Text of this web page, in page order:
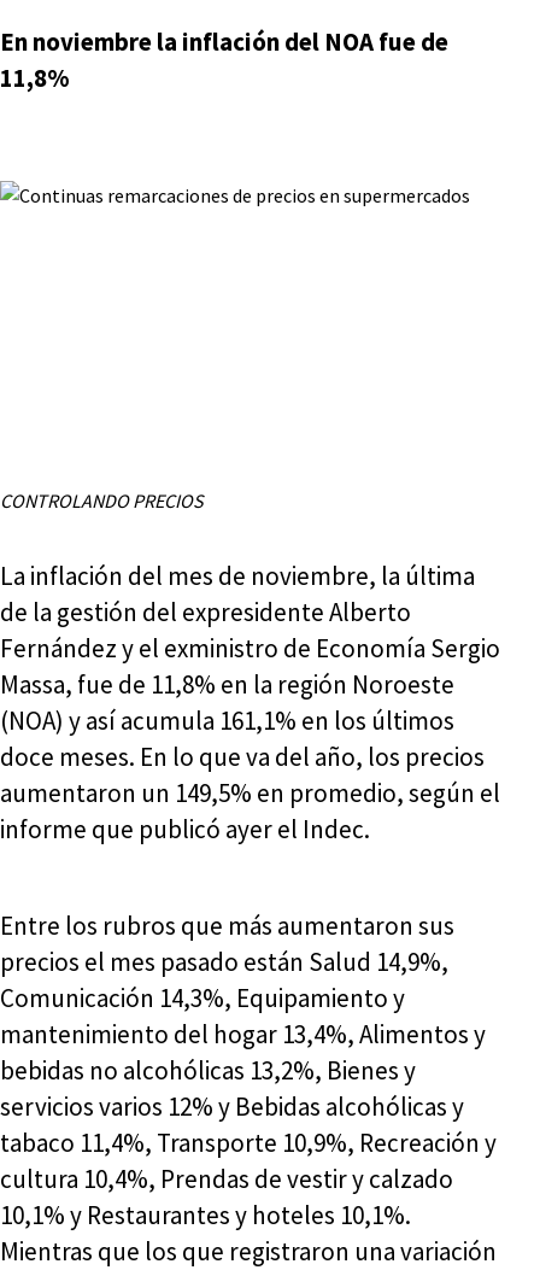
En noviembre la inflación del NOA fue de
11,8%
CONTROLANDO PRECIOS
La inflación del mes de noviembre, la última
de la gestión del expresidente Alberto
Fernández y el exministro de Economía Sergio
Massa, fue de 11,8% en la región Noroeste
(NOA) y así acumula 161,1% en los últimos
doce meses. En lo que va del año, los precios
aumentaron un 149,5% en promedio, según el
informe que publicó ayer el Indec.
Entre los rubros que más aumentaron sus
precios el mes pasado están Salud 14,9%,
Comunicación 14,3%, Equipamiento y
mantenimiento del hogar 13,4%, Alimentos y
bebidas no alcohólicas 13,2%, Bienes y
servicios varios 12% y Bebidas alcohólicas y
tabaco 11,4%, Transporte 10,9%, Recreación y
cultura 10,4%, Prendas de vestir y calzado
10,1% y Restaurantes y hoteles 10,1%.
Mientras que los que registraron una variación